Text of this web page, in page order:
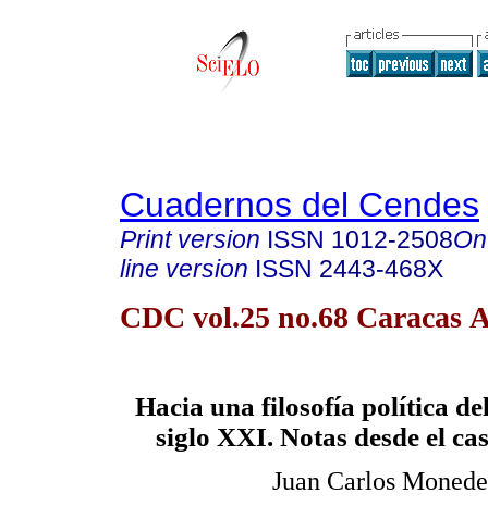
Cuadernos del Cendes
Print version ISSN 1012-2508
line version ISSN 2443-468X
CDC vol.25 no.68 Caracas
Hacia una filosofía política
siglo XXI. Notas desde el
Juan Carlos